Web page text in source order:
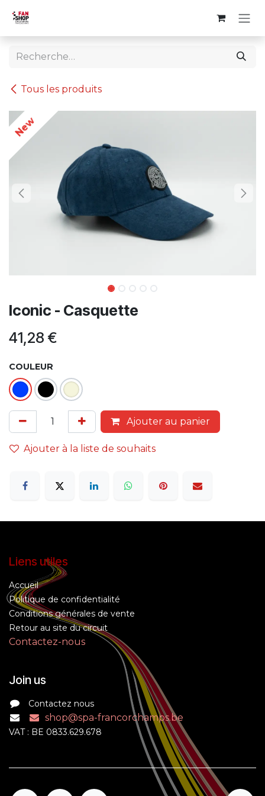
Tous les produits
New
Iconic - Casquette
41,28 €
COULEUR
Ajouter au panier
Ajouter à la liste de souhaits
Liens utiles
Accueil
Politique de confidentialité
Conditions générales de vente
Retour au site du circuit
Contactez-nous
Join us
Contactez nous
shop@spa-francorchamps.be
VAT : BE 0833.629.678